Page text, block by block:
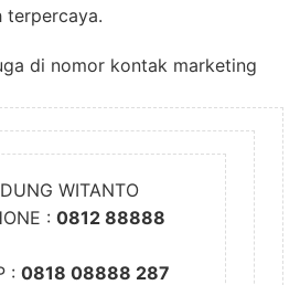
terpercaya.
di nomor kontak marketing
WITANTO
: 0812 88888
: 0818 08888 287